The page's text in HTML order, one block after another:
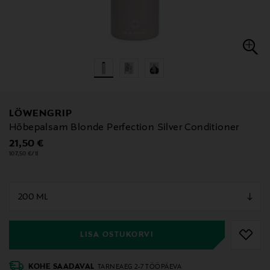
LÖWENGRIP
Hõbepalsam Blonde Perfection Silver Conditioner
Original Price
21,50 €
107,50 €/1l
LISA OSTUKORVI
KOHE SAADAVAL TARNEAEG 2-7 TÖÖPÄEVA